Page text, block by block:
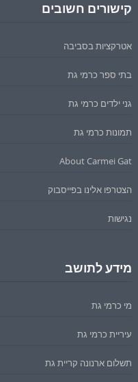
קישורים חשובים
אטרקציות בסביבה
בתי ספר כרמי גת
גני ילדים כרמי גת
תמונות כרמי גת
About Carmei Gat
הצטרפו אלינו בפייסבוק
נגישות
מידע לתושב
מי כרמי גת
עיריית כרמי גת
תשלום ארנונה קריית גת